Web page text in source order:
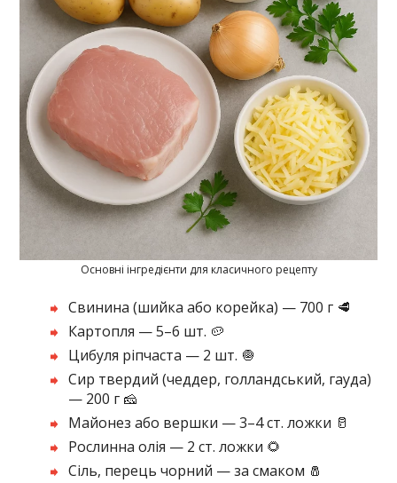
Основні інгредієнти для класичного рецепту
Свинина (шийка або корейка) — 700 г 🥩
Картопля — 5–6 шт. 🥔
Цибуля ріпчаста — 2 шт. 🧅
Сир твердий (чеддер, голландський, гауда)
— 200 г 🧀
Майонез або вершки — 3–4 ст. ложки 🥛
Рослинна олія — 2 ст. ложки 🌻
Сіль, перець чорний — за смаком 🧂